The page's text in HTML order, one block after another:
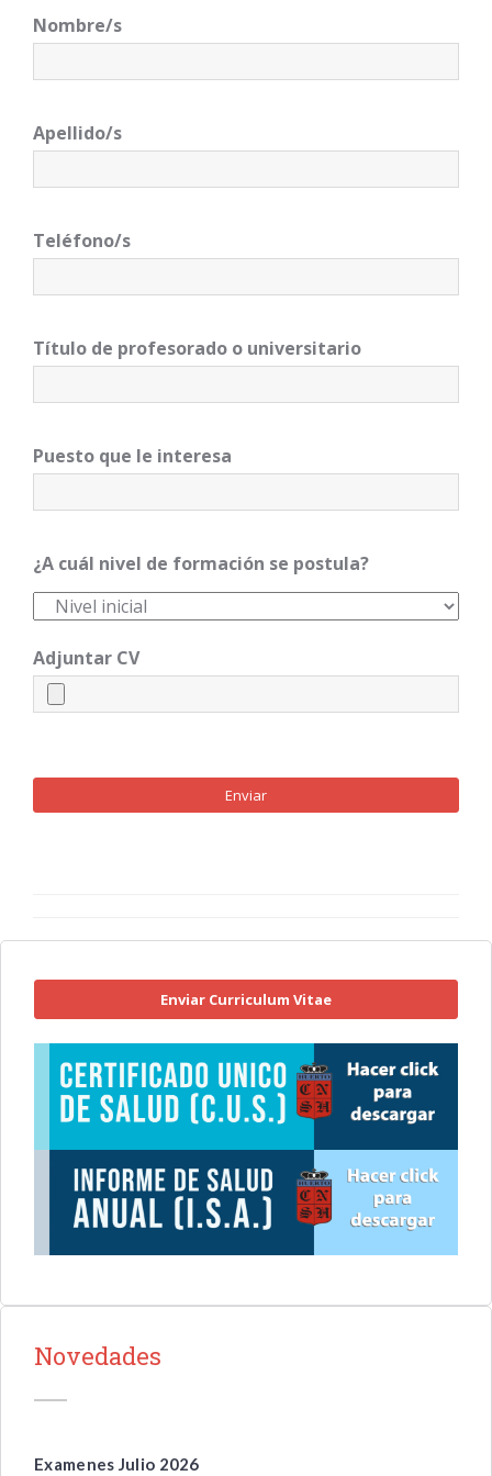
Nombre/s
Apellido/s
Teléfono/s
Título de profesorado o universitario
Puesto que le interesa
¿A cuál nivel de formación se postula?
Adjuntar CV
Enviar
Enviar Curriculum Vitae
Novedades
Examenes Julio 2026